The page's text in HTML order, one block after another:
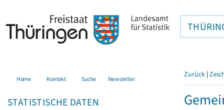
Home Kontakt Suche Newsletter
STATISTISCHE DATEN
Zurück |